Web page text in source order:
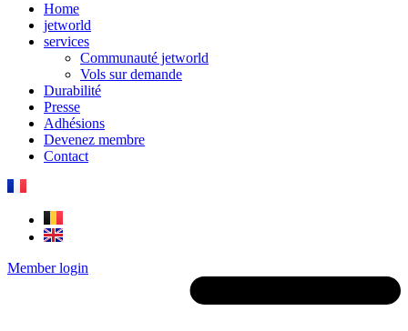
Home
jetworld
services
Communauté jetworld
Vols sur demande
Durabilité
Presse
Adhésions
Devenez membre
Contact
Member login